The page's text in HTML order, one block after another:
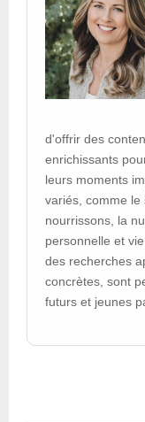
d'offrir des
enrichissants
leurs moments
variés, comme le
nourrissons, la
personnelle et
des recherches
concrètes, sont
futurs et jeunes